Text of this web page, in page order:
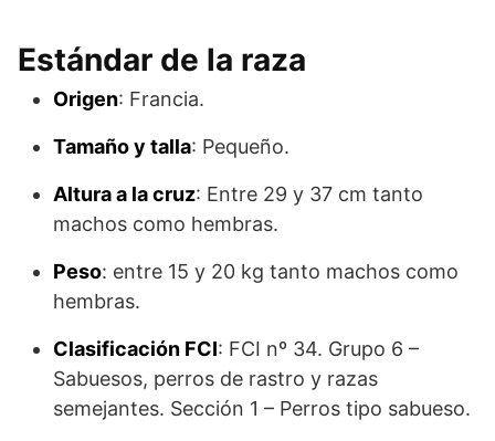
Estándar de la raza
Origen: Francia.
Tamaño y talla: Pequeño.
Altura a la cruz: Entre 29 y 37 cm tanto
machos como hembras.
Peso: entre 15 y 20 kg tanto machos como
hembras.
Clasificación FCI: FCI nº 34. Grupo 6 –
Sabuesos, perros de rastro y razas
semejantes. Sección 1 – Perros tipo sabueso.